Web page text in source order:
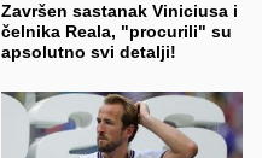
Završen sastanak Viniciusa i
čelnika Reala, "procurili" su
apsolutno svi detalji!